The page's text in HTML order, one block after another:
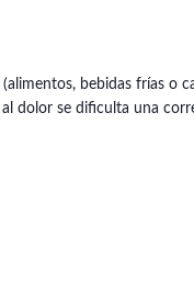
bebidas frías o
se dificulta una